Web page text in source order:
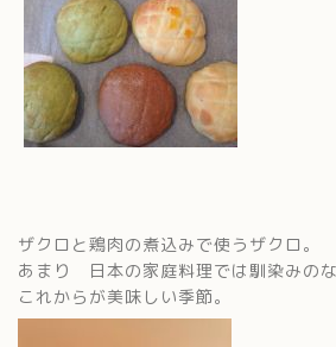
ザクロと鶏肉の煮込みで使うザクロ。
あまり 日本の家庭料理では馴染みのな
これからが美味しい季節。